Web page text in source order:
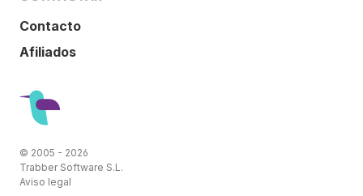
Contacto
Afiliados
© 2005 - 2026
Trabber Software S.L.
Aviso legal